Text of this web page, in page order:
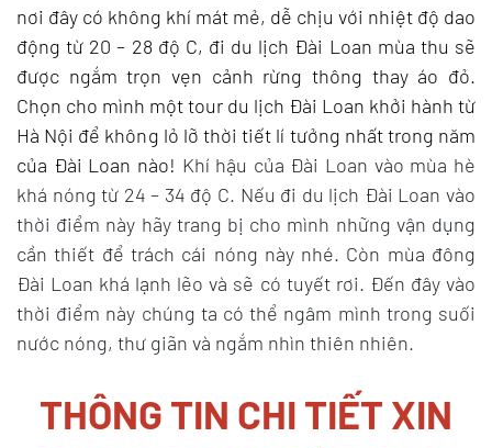
nơi đây có không khí mát mẻ, dễ chịu với nhiệt độ dao
động từ 20 – 28 độ C, đi du lịch Đài Loan mùa thu sẽ
được ngắm trọn vẹn cảnh rừng thông thay áo đỏ.
Chọn cho mình một tour du lịch Đài Loan khởi hành từ
Hà Nội để không lỏ lỡ thời tiết lí tưởng nhất trong năm
của Đài Loan nào! Khí hậu của Đài Loan vào mùa hè
khá nóng từ 24 – 34 độ C. Nếu đi du lịch Đài Loan vào
thời điểm này hãy trang bị cho mình những vận dụng
cần thiết để trách cái nóng này nhé. Còn mùa đông
Đài Loan khá lạnh lẽo và sẽ có tuyết rơi. Đến đây vào
thời điểm này chúng ta có thể ngâm mình trong suối
nước nóng, thư giãn và ngắm nhìn thiên nhiên.
THÔNG TIN CHI TIẾT XIN